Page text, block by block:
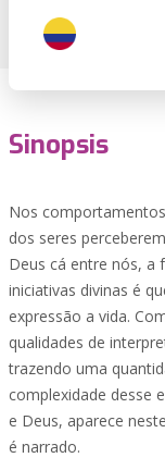
Sinopsis
Nos
dos seres
Deus cá entre nós, a
iniciativas divinas é
expressão a vida.
qualidades de
trazendo uma
complexidade desse
e Deus, aparece
é narrado.